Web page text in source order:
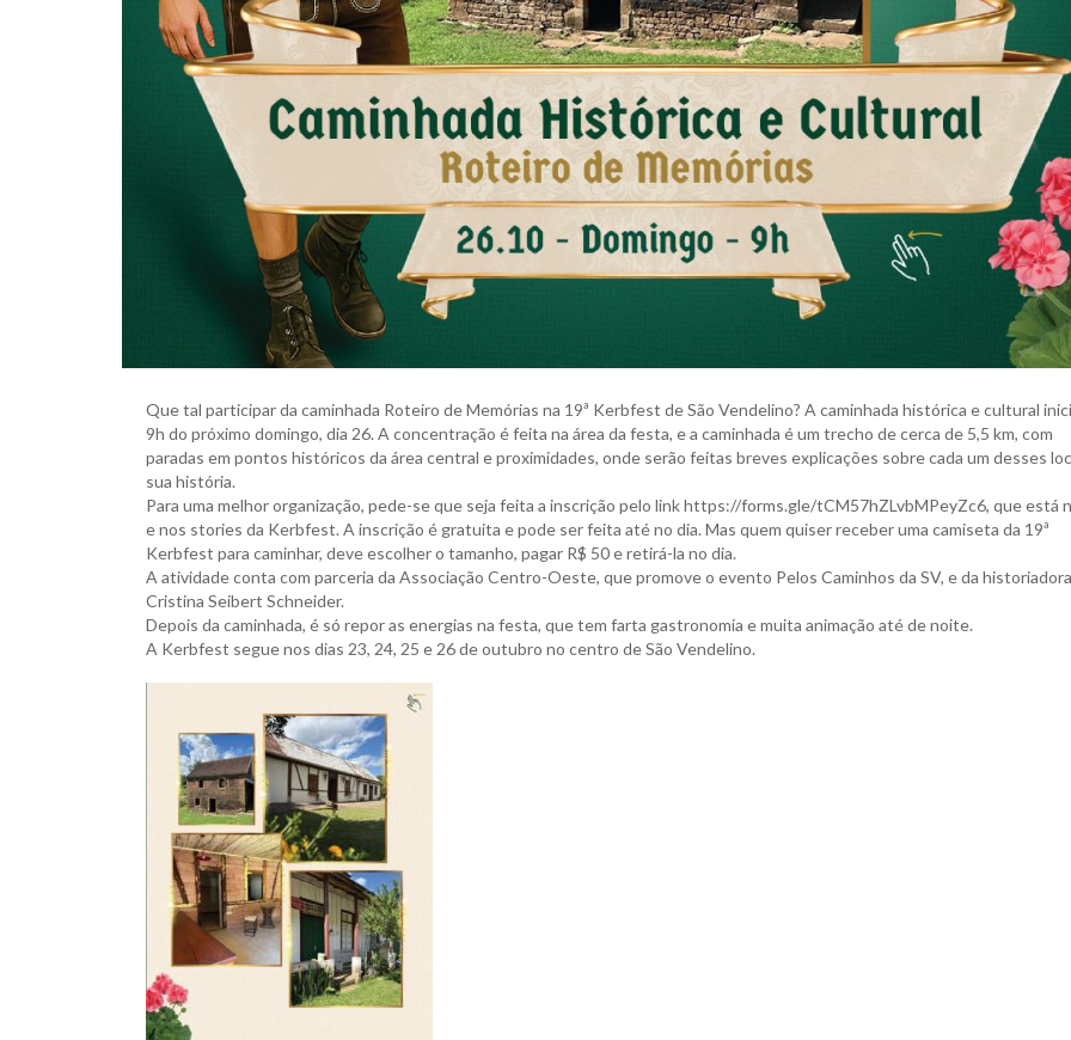
Que tal participar da caminhada Roteiro de Memórias na 19ª Kerbfest de São Vendelino? A caminhada histórica e cultural
9h do próximo domingo, dia 26. A concentração é feita na área da festa, e a caminhada é um trecho de cerca de 5,5 km, com
paradas em pontos históricos da área central e proximidades, onde serão feitas breves explicações sobre cada um desses
sua história.
Para uma melhor organização, pede-se que seja feita a inscrição pelo link https://forms.gle/tCM57hZLvbMPeyZc6, que está
e nos stories da Kerbfest. A inscrição é gratuita e pode ser feita até no dia. Mas quem quiser receber uma camiseta da 19ª
Kerbfest para caminhar, deve escolher o tamanho, pagar R$ 50 e retirá-la no dia.
A atividade conta com parceria da Associação Centro-Oeste, que promove o evento Pelos Caminhos da SV, e da historiadora
Cristina Seibert Schneider.
Depois da caminhada, é só repor as energias na festa, que tem farta gastronomia e muita animação até de noite.
A Kerbfest segue nos dias 23, 24, 25 e 26 de outubro no centro de São Vendelino.